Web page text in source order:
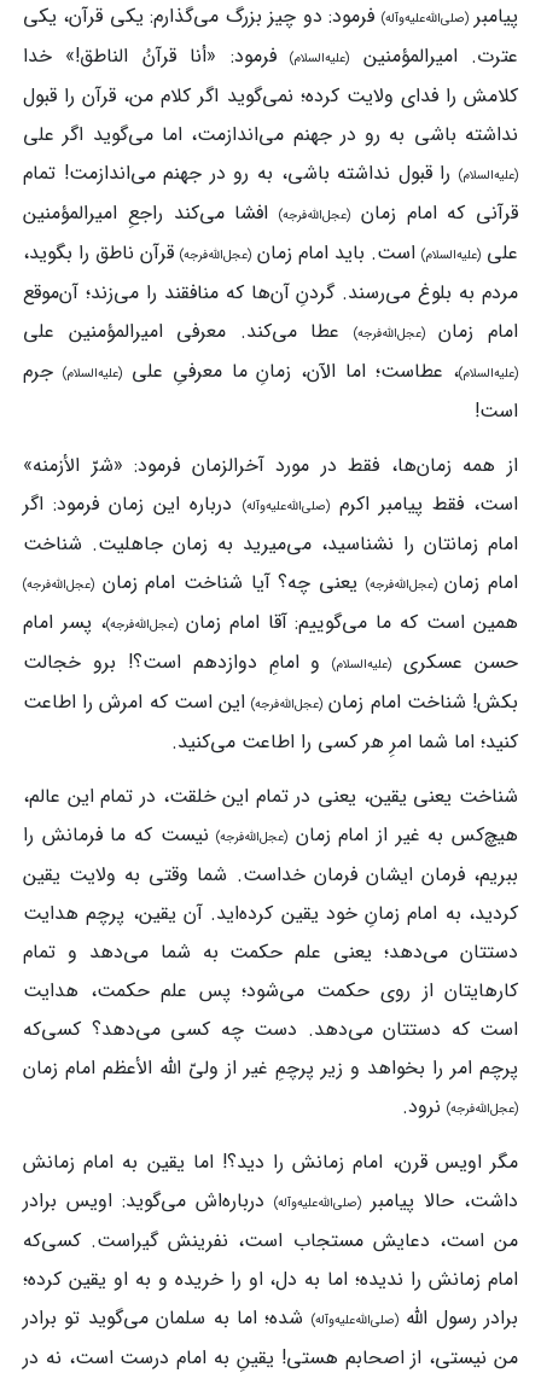
پیامبر(صلی‌الله‌علیه‌وآله) فرمود: دو چیز بزرگ می‌گذارم: یکی قرآن، یکی
عترت. امیرالمؤمنین
(علیه‌السلام)فرمود: «أنا قرآنُ الناطق!» خدا
کلامش را فدای ولایت کرده؛ نمی‌گوید اگر کلام من، قرآن را قبول
نداشته باشی به رو در جهنم می‌اندازمت، اما می‌گوید اگر علی
(علیه‌السلام) را قبول نداشته باشی، به رو در جهنم می‌اندازمت! تمام
قرآنی که امام زمان (عجل‌الله‌فرجه)
افشا می‌کند راجعِ امیرالمؤمنین
علی (علیه‌السلام) است. باید امام زمان (عجل‌الله‌فرجه) قرآن ناطق را بگوید،
مردم به بلوغ می‌رسند. گردنِ آن‌ها که منافقند را می‌زند؛ آن‌موقع
امام زمان(عجل‌الله‌فرجه) عطا می‌کند. معرفی امیرالمؤمنین علی
(علیه‌السلام)، عطاست؛ اما الآن، زمانِ ما معرفیِ علی(علیه‌السلام) جرم
است!
از همه زمان‌ها، فقط در مورد آخرالزمان فرمود: «شرّ الأزمنه»
است، فقط پیامبر اکرم(صلی‌الله‌علیه‌وآله)
درباره این زمان فرمود: اگر
امام زمانتان را نشناسید، می‌میرید به زمان جاهلیت. شناخت
امام زمان(عجل‌الله‌فرجه) یعنی چه؟ آیا شناخت امام زمان (عجل‌الله‌فرجه)
همین است که ما می‌گوییم: آقا امام زمان(عجل‌الله‌فرجه)، پسر امام
حسن عسکری
(علیه‌السلام)و امامِ دوازدهم است؟! برو خجالت
بکش! شناخت امام زمان (عجل‌الله‌فرجه)این است که امرش را اطاعت
کنید؛ اما شما امرِ هر کسی را اطاعت می‌کنید.
شناخت یعنی یقین، یعنی در تمام این خلقت، در تمام این عالم،
هیچ‌کس به غیر از امام زمان (عجل‌الله‌فرجه)نیست که ما فرمانش را
ببریم، فرمان ایشان فرمان خداست. شما وقتی به ولایت یقین
کردید، به امام زمانِ خود یقین کرده‌اید. آن یقین، پرچم هدایت
دستتان می‌دهد؛ یعنی علم حکمت به شما می‌دهد و تمام
کارهایتان از روی حکمت می‌شود؛ پس علم حکمت، هدایت
است که دستتان می‌دهد. دست چه کسی می‌دهد؟ کسی‌که
پرچم امر را بخواهد و زیر پرچمِ غیر از ولیّ الله الأعظم امام زمان
(عجل‌الله‌فرجه) نرود.
مگر اویس قرن، امام زمانش را دید؟! اما یقین به امام زمانش
داشت، حالا پیامبر (صلی‌الله‌علیه‌وآله) درباره‌اش می‌گوید: اویس برادر
من است، دعایش مستجاب است، نفرینش گیراست. کسی‌که
امام زمانش را ندیده؛ اما به دل، او را خریده و به او یقین کرده؛
برادر رسول الله(صلی‌الله‌علیه‌وآله) شده؛ اما به سلمان می‌گوید تو برادر
من نیستی، از اصحابم هستی! یقینِ به امام درست است، نه در